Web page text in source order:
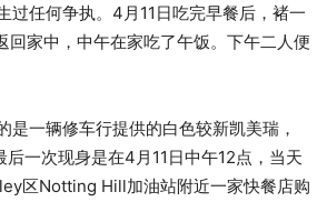
过任何争执。4月11日吃完早餐后，褚一
回家中，中午在家吃了午饭。下午二人便
是一辆修车行提供的白色较新凯美瑞，
后一次现身是在4月11日中午12点，当天
区Notting Hill加油站附近一家快餐店购